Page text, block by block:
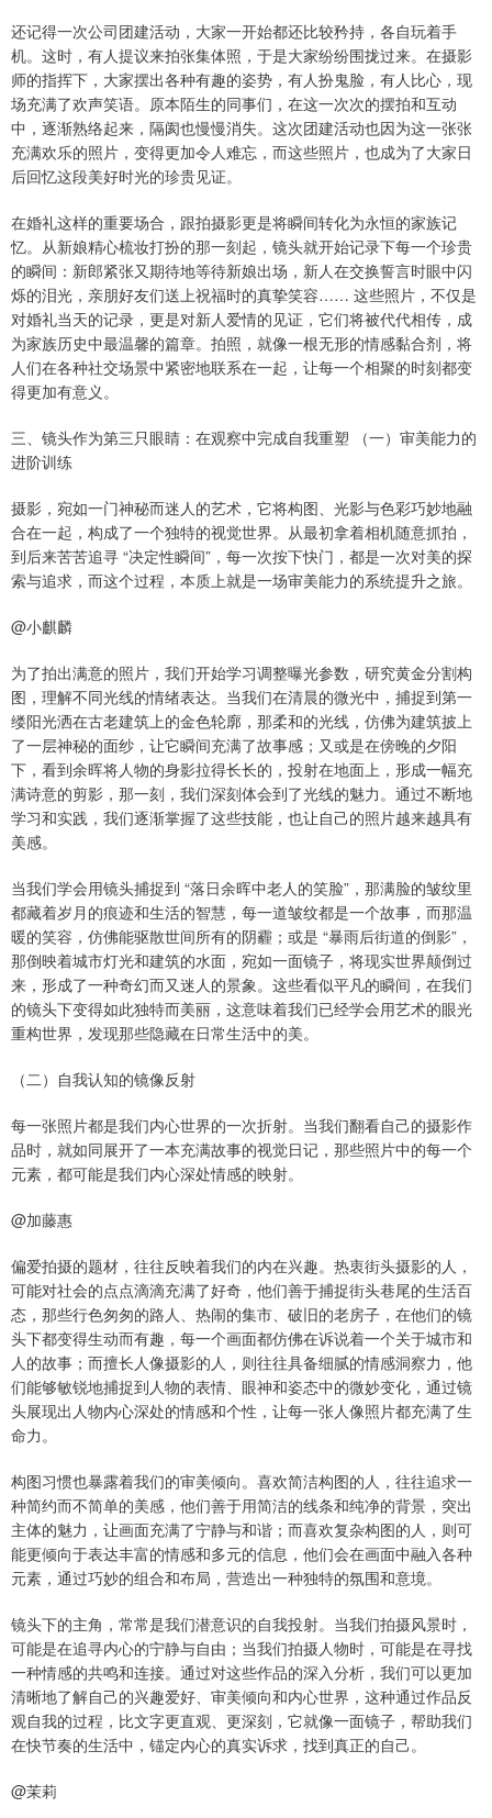
还记得一次公司团建活动，大家一开始都还比较矜持，各自玩着手
机。这时，有人提议来拍张集体照，于是大家纷纷围拢过来。在摄影
师的指挥下，大家摆出各种有趣的姿势，有人扮鬼脸，有人比心，现
场充满了欢声笑语。原本陌生的同事们，在这一次次的摆拍和互动
中，逐渐熟络起来，隔阂也慢慢消失。这次团建活动也因为这一张张
充满欢乐的照片，变得更加令人难忘，而这些照片，也成为了大家日
后回忆这段美好时光的珍贵见证。
在婚礼这样的重要场合，跟拍摄影更是将瞬间转化为永恒的家族记
忆。从新娘精心梳妆打扮的那一刻起，镜头就开始记录下每一个珍贵
的瞬间：新郎紧张又期待地等待新娘出场，新人在交换誓言时眼中闪
烁的泪光，亲朋好友们送上祝福时的真挚笑容…… 这些照片，不仅是
对婚礼当天的记录，更是对新人爱情的见证，它们将被代代相传，成
为家族历史中最温馨的篇章。拍照，就像一根无形的情感黏合剂，将
人们在各种社交场景中紧密地联系在一起，让每一个相聚的时刻都变
得更加有意义。
三、镜头作为第三只眼睛：在观察中完成自我重塑 （一）审美能力的
进阶训练
摄影，宛如一门神秘而迷人的艺术，它将构图、光影与色彩巧妙地融
合在一起，构成了一个独特的视觉世界。从最初拿着相机随意抓拍，
到后来苦苦追寻 “决定性瞬间”，每一次按下快门，都是一次对美的探
索与追求，而这个过程，本质上就是一场审美能力的系统提升之旅。
@小麒麟
为了拍出满意的照片，我们开始学习调整曝光参数，研究黄金分割构
图，理解不同光线的情绪表达。当我们在清晨的微光中，捕捉到第一
缕阳光洒在古老建筑上的金色轮廓，那柔和的光线，仿佛为建筑披上
了一层神秘的面纱，让它瞬间充满了故事感；又或是在傍晚的夕阳
下，看到余晖将人物的身影拉得长长的，投射在地面上，形成一幅充
满诗意的剪影，那一刻，我们深刻体会到了光线的魅力。通过不断地
学习和实践，我们逐渐掌握了这些技能，也让自己的照片越来越具有
美感。
当我们学会用镜头捕捉到 “落日余晖中老人的笑脸”，那满脸的皱纹里
都藏着岁月的痕迹和生活的智慧，每一道皱纹都是一个故事，而那温
暖的笑容，仿佛能驱散世间所有的阴霾；或是 “暴雨后街道的倒影”，
那倒映着城市灯光和建筑的水面，宛如一面镜子，将现实世界颠倒过
来，形成了一种奇幻而又迷人的景象。这些看似平凡的瞬间，在我们
的镜头下变得如此独特而美丽，这意味着我们已经学会用艺术的眼光
重构世界，发现那些隐藏在日常生活中的美。
（二）自我认知的镜像反射
每一张照片都是我们内心世界的一次折射。当我们翻看自己的摄影作
品时，就如同展开了一本充满故事的视觉日记，那些照片中的每一个
元素，都可能是我们内心深处情感的映射。
@加藤惠
偏爱拍摄的题材，往往反映着我们的内在兴趣。热衷街头摄影的人，
可能对社会的点点滴滴充满了好奇，他们善于捕捉街头巷尾的生活百
态，那些行色匆匆的路人、热闹的集市、破旧的老房子，在他们的镜
头下都变得生动而有趣，每一个画面都仿佛在诉说着一个关于城市和
人的故事；而擅长人像摄影的人，则往往具备细腻的情感洞察力，他
们能够敏锐地捕捉到人物的表情、眼神和姿态中的微妙变化，通过镜
头展现出人物内心深处的情感和个性，让每一张人像照片都充满了生
命力。
构图习惯也暴露着我们的审美倾向。喜欢简洁构图的人，往往追求一
种简约而不简单的美感，他们善于用简洁的线条和纯净的背景，突出
主体的魅力，让画面充满了宁静与和谐；而喜欢复杂构图的人，则可
能更倾向于表达丰富的情感和多元的信息，他们会在画面中融入各种
元素，通过巧妙的组合和布局，营造出一种独特的氛围和意境。
镜头下的主角，常常是我们潜意识的自我投射。当我们拍摄风景时，
可能是在追寻内心的宁静与自由；当我们拍摄人物时，可能是在寻找
一种情感的共鸣和连接。通过对这些作品的深入分析，我们可以更加
清晰地了解自己的兴趣爱好、审美倾向和内心世界，这种通过作品反
观自我的过程，比文字更直观、更深刻，它就像一面镜子，帮助我们
在快节奏的生活中，锚定内心的真实诉求，找到真正的自己。
@茉莉